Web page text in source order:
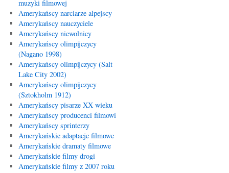
muzyki filmowej
Amerykańscy narciarze alpejscy
Amerykańscy nauczyciele
Amerykańscy niewolnicy
Amerykańscy olimpijczycy
(Nagano 1998)
Amerykańscy olimpijczycy (Salt
Lake City 2002)
Amerykańscy olimpijczycy
(Sztokholm 1912)
Amerykańscy pisarze XX wieku
Amerykańscy producenci filmowi
Amerykańscy sprinterzy
Amerykańskie adaptacje filmowe
Amerykańskie dramaty filmowe
Amerykańskie filmy drogi
Amerykańskie filmy z 2007 roku